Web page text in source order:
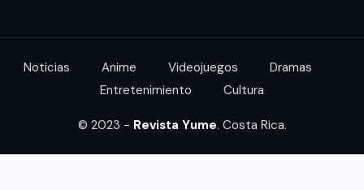
Noticias Anime Videojuegos
Dramas
Entretenimiento
Cultura
© 2023 - Revista Yume. Costa Rica.